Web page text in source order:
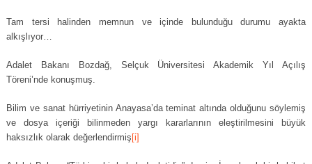
Tam tersi halinden memnun ve içinde bulunduğu durumu ayakta
alkışlıyor…
Adalet Bakanı Bozdağ, Selçuk Üniversitesi Akademik Yıl Açılış
Töreni’nde konuşmuş.
Bilim ve sanat hürriyetinin Anayasa’da teminat altında olduğunu söylemiş
ve dosya içeriği bilinmeden yargı kararlarının eleştirilmesini büyük
haksızlık olarak değerlendirmiş [i]